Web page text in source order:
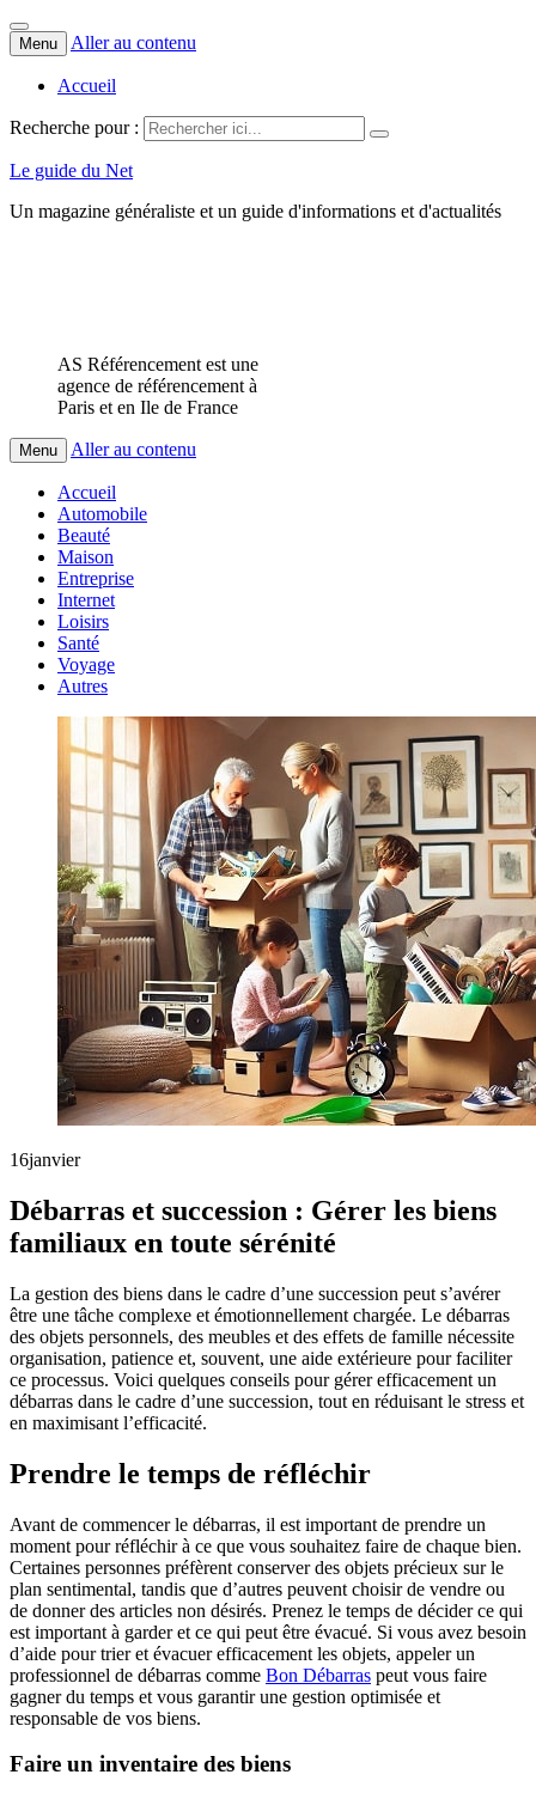
Menu Aller au contenu
Accueil
Recherche pour :
Le guide du Net
Un magazine généraliste et un guide d'informations et d'actualités
AS Référencement est une
agence de référencement à
Paris et en Ile de France
Menu Aller au contenu
Accueil
Automobile
Beauté
Maison
Entreprise
Internet
Loisirs
Santé
Voyage
Autres
16janvier
Débarras et succession : Gérer les biens
familiaux en toute sérénité
La gestion des biens dans le cadre d’une succession peut s’avérer
être une tâche complexe et émotionnellement chargée. Le débarras
des objets personnels, des meubles et des effets de famille nécessite
organisation, patience et, souvent, une aide extérieure pour faciliter
ce processus. Voici quelques conseils pour gérer efficacement un
débarras dans le cadre d’une succession, tout en réduisant le stress et
en maximisant l’efficacité.
Prendre le temps de réfléchir
Avant de commencer le débarras, il est important de prendre un
moment pour réfléchir à ce que vous souhaitez faire de chaque bien.
Certaines personnes préfèrent conserver des objets précieux sur le
plan sentimental, tandis que d’autres peuvent choisir de vendre ou
de donner des articles non désirés. Prenez le temps de décider ce qui
est important à garder et ce qui peut être évacué. Si vous avez besoin
d’aide pour trier et évacuer efficacement les objets, appeler un
professionnel de débarras comme Bon Débarras peut vous faire
gagner du temps et vous garantir une gestion optimisée et
responsable de vos biens.
Faire un inventaire des biens